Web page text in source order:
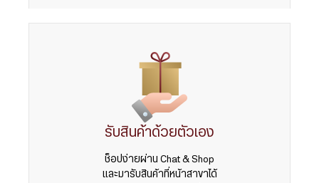
รับสินค้าด้วยตัวเอง
ช็อปง่ายผ่าน Chat & Shop
และมารับสินค้าที่หน้าสาขาได้